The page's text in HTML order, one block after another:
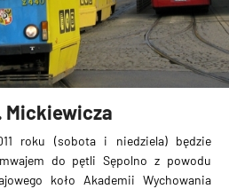
Mickiewicza
roku (sobota i niedziela) będzie
do pętli Sępolno z powodu
koło Akademii Wychowania